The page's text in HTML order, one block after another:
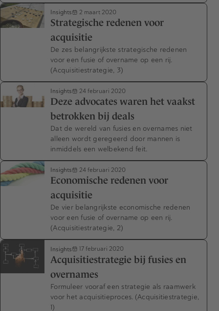
Insights 2 maart 2020
Strategische redenen voor
acquisitie
De zes belangrijkste strategische redenen
voor een fusie of overname op een rij.
(Acquisitiestrategie, 3)
Insights 24 februari 2020
Deze advocates waren het vaakst
betrokken bij deals
Dat de wereld van fusies en overnames niet
alleen wordt geregeerd door mannen is
inmiddels een welbekend feit.
Insights 24 februari 2020
Economische redenen voor
acquisitie
De vier belangrijkste economische redenen
voor een fusie of overname op een rij.
(Acquisitiestrategie, 2)
Insights 17 februari 2020
Acquisitiestrategie bij fusies en
overnames
Formuleer vooraf een strategie als raamwerk
voor het acquisitieproces. (Acquisitiestrategie,
1)